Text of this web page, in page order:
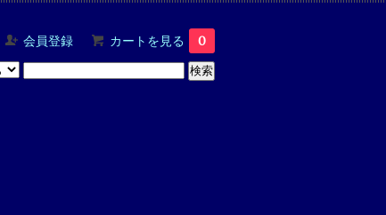
会員登録 カートを見る 0